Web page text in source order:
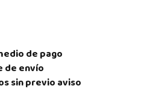
de pago
de envío
sin previo aviso